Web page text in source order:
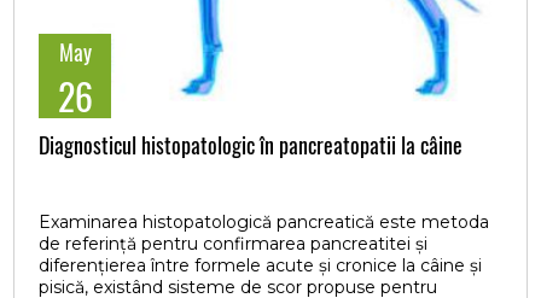
May
26
Diagnosticul histopatologic în pancreatopatii la câine
Examinarea histopatologică pancreatică este metoda
de referință pentru confirmarea pancreatitei și
diferențierea între formele acute și cronice la câine și
pisică, existând sisteme de scor propuse pentru